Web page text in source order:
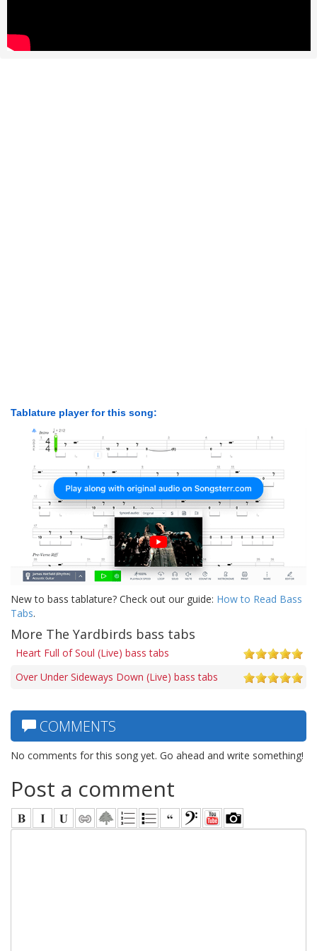
Tablature player for this song:
New to bass tablature? Check out our guide: How to Read Bass
Tabs.
More The Yardbirds bass tabs
Heart Full of Soul (Live) bass tabs
Over Under Sideways Down (Live) bass tabs
COMMENTS
No comments for this song yet. Go ahead and write something!
Post a comment